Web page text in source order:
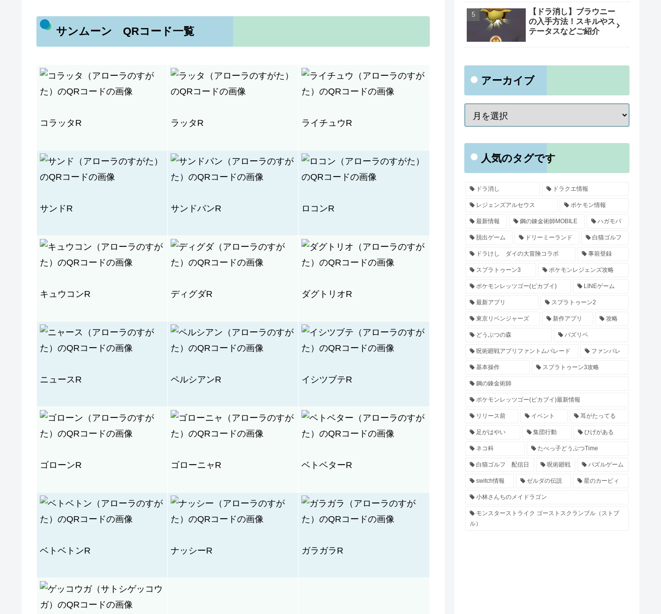
サンムーン QRコード一覧
コラッタR ラッタR ライチュウR
サンドR サンドパンR ロコンR
キュウコンR ディグダR ダグトリオR
ニュースR ペルシアンR イシツブテR
ゴローンR ゴローニャR ベトベターR
ベトベトンR ナッシーR ガラガラR
【ドラ消し】ブラウニー
の入手方法！スキルやス
テータスなどご紹介
アーカイブ
人気のタグです
ドラ消し ドラクエ情報
レジェンズアルセウス ポケモン情報
最新情報 鋼の錬金術師MOBILE ハガモバ
脱出ゲーム ドリーミーランド 白猫ゴルフ
ドラけし ダイの大冒険コラボ 事前登録
スプラトゥーン3 ポケモンレジェンズ攻略
ポケモンレッツゴー(ピカブイ) LINEゲーム
最新アプリ スプラトゥーン2
東京リベンジャーズ 新作アプリ 攻略
どうぶつの森 パズリベ
呪術廻戦アプリファントムパレード ファンパレ
基本操作 スプラトゥーン3攻略
鋼の錬金術師
ポケモンレッツゴー(ピカブイ)最新情報
リリース前 イベント 耳がたってる
足がはやい 集団行動 ひげがある
ネコ科 たべっ子どうぶつTime
白猫ゴルフ 配信日 呪術廻戦 パズルゲーム
switch情報 ゼルダの伝説 星のカービィ
小林さんちのメイドラゴン
モンスターストライク ゴーストスクランブル（ストブ
ル）